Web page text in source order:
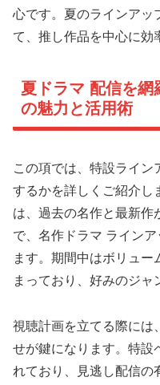
心です。夏のラインアッ
て、推し作品を中心に効
夏ドラマ 配信を網
の魅力と活用術
この項では、特設ライン
するかを詳しくご紹介し
は、過去の名作と最新作
で、名作ドラマ ライン
ます。期間中はボリュー
まっており、好みのジャ
視聴計画を立てる際には
せが鍵になります。特設
れており、見逃し配信の